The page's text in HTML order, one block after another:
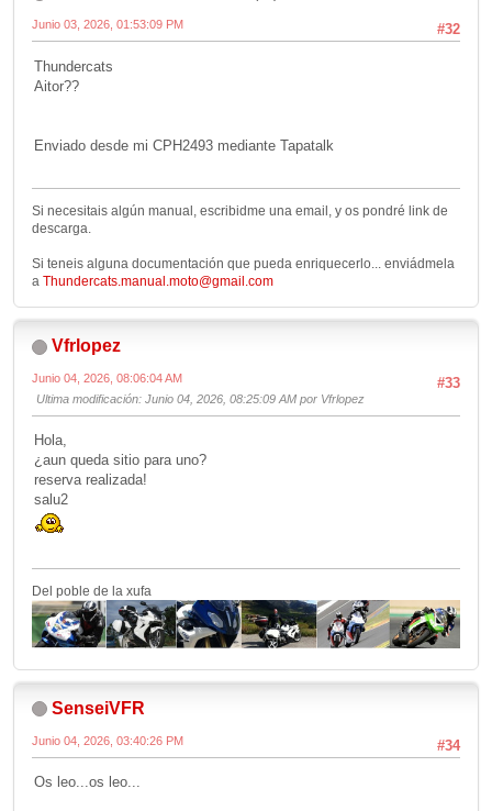
#32
Junio 03, 2026, 01:53:09 PM
Thundercats
Aitor??
Enviado desde mi CPH2493 mediante Tapatalk
Si necesitais algún manual, escribidme una email, y os pondré link de
descarga.
Si teneis alguna documentación que pueda enriquecerlo... enviádmela
a Thundercats.manual.moto@gmail.com
Vfrlopez
#33
Junio 04, 2026, 08:06:04 AM
Ultima modificación: Junio 04, 2026, 08:25:09 AM por Vfrlopez
Hola,
¿aun queda sitio para uno?
reserva realizada!
salu2
Del poble de la xufa
SenseiVFR
#34
Junio 04, 2026, 03:40:26 PM
Os leo...os leo...